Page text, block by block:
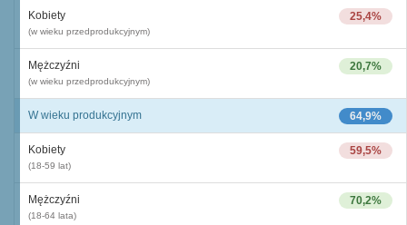
25,4%
Kobiety
(w wieku przedprodukcyjnym)
20,7%
Mężczyźni
(w wieku przedprodukcyjnym)
64,9%
W wieku produkcyjnym
59,5%
Kobiety
(18-59 lat)
70,2%
Mężczyźni
(18-64 lata)